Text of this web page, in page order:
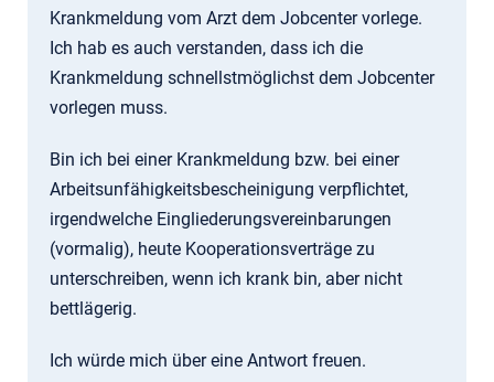
Krankmeldung vom Arzt dem Jobcenter vorlege.
Ich hab es auch verstanden, dass ich die
Krankmeldung schnellstmöglichst dem Jobcenter
vorlegen muss.
Bin ich bei einer Krankmeldung bzw. bei einer
Arbeitsunfähigkeitsbescheinigung verpflichtet,
irgendwelche Eingliederungsvereinbarungen
(vormalig), heute Kooperationsverträge zu
unterschreiben, wenn ich krank bin, aber nicht
bettlägerig.
Ich würde mich über eine Antwort freuen.